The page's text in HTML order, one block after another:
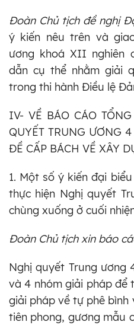
Đoàn Chủ tịch đề nghị
ý kiến nêu trên và
ương khoá XII nghiên
dẫn cụ thể nhằm giải
trong thi hành Điều lệ
IV- VỀ BÁO CÁO
QUYẾT TRUNG ƯƠNG
ĐỀ CẤP BÁCH VỀ XÂY
1. Một số ý kiến đại
thực hiện Nghị quyết
chùng xuống ở cuối
Đoàn Chủ tịch xin báo
Nghị quyết Trung ương
và 4 nhóm giải pháp để
giải pháp về tự phê bình
tiên phong, gương mẫu